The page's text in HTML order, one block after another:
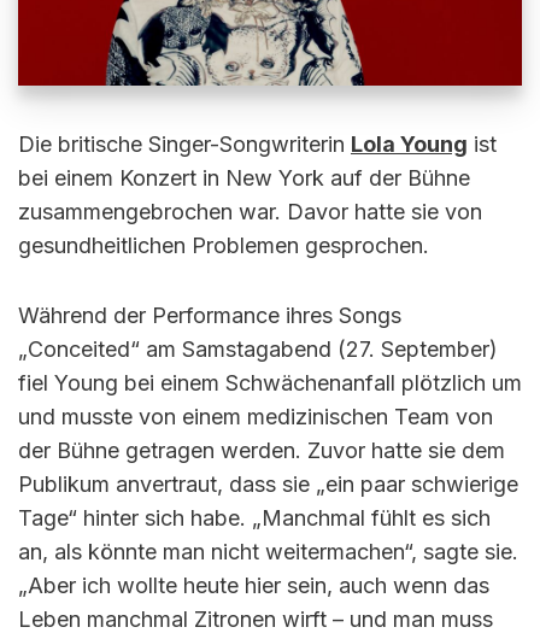
Die britische Singer-Songwriterin Lola Young ist
bei einem Konzert in New York auf der Bühne
zusammengebrochen war. Davor hatte sie von
gesundheitlichen Problemen gesprochen.
Während der Performance ihres Songs
„Conceited“ am Samstagabend (27. September)
fiel Young bei einem Schwächenanfall plötzlich um
und musste von einem medizinischen Team von
der Bühne getragen werden. Zuvor hatte sie dem
Publikum anvertraut, dass sie „ein paar schwierige
Tage“ hinter sich habe. „Manchmal fühlt es sich
an, als könnte man nicht weitermachen“, sagte sie.
„Aber ich wollte heute hier sein, auch wenn das
Leben manchmal Zitronen wirft – und man muss